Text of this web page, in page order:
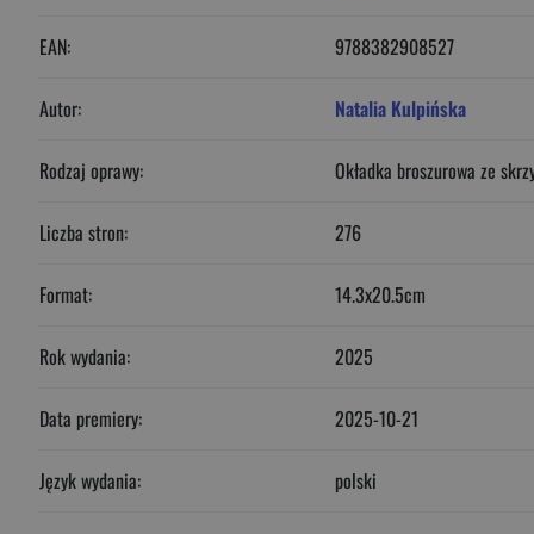
EAN: 9788382908527
Autor: Natalia Kulpińska
Rodzaj oprawy: Okładka broszurowa ze
Liczba stron: 276
Format: 14.3x20.5cm
Rok wydania: 2025
Data premiery: 2025-10-21
Język wydania: polski